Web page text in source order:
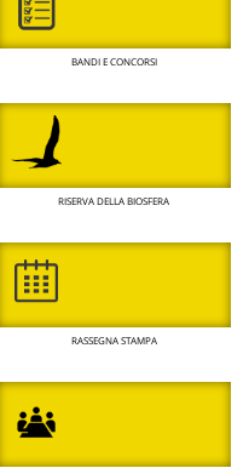
BANDI E CONCORSI
RISERVA DELLA BIOSFERA
RASSEGNA STAMPA